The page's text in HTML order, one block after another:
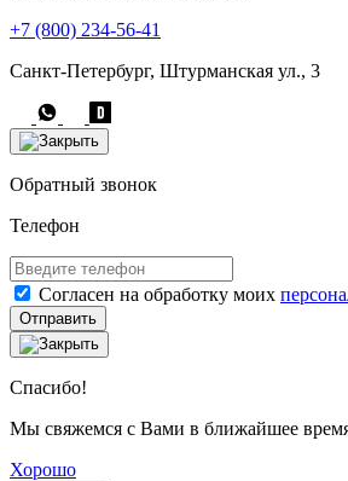
+7 (800) 234-56-41
Санкт-Петербург, Штурманская ул., 3
Обратный звонок
Телефон
Согласен на обработку моих
Отправить
Спасибо!
Мы свяжемся с Вами в ближайшее
Хорошо